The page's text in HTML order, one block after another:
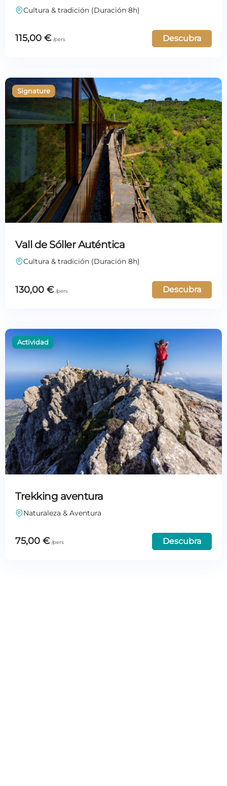
Cultura & tradición (Duración 8h)
115,00 € Descubra
Vall de Sóller Auténtica
Cultura & tradición (Duración 8h)
130,00 € Descubra
Trekking aventura
Naturaleza & Aventura
75,00 € Descubra